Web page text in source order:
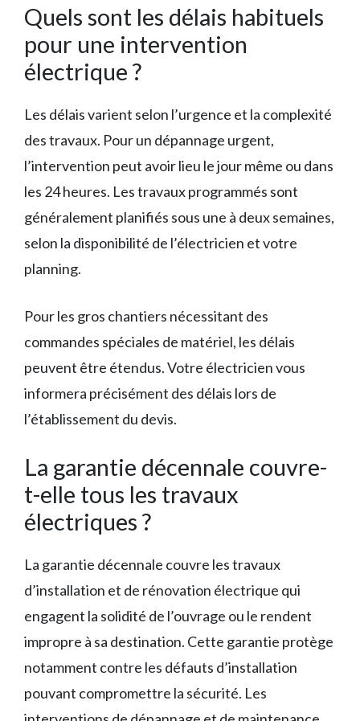
Quels sont les délais habituels
pour une intervention
électrique ?
Les délais varient selon l’urgence et la complexité
des travaux. Pour un dépannage urgent,
l’intervention peut avoir lieu le jour même ou dans
les 24 heures. Les travaux programmés sont
généralement planifiés sous une à deux semaines,
selon la disponibilité de l’électricien et votre
planning.
Pour les gros chantiers nécessitant des
commandes spéciales de matériel, les délais
peuvent être étendus. Votre électricien vous
informera précisément des délais lors de
l’établissement du devis.
La garantie décennale couvre-
t-elle tous les travaux
électriques ?
La garantie décennale couvre les travaux
d’installation et de rénovation électrique qui
engagent la solidité de l’ouvrage ou le rendent
impropre à sa destination. Cette garantie protège
notamment contre les défauts d’installation
pouvant compromettre la sécurité. Les